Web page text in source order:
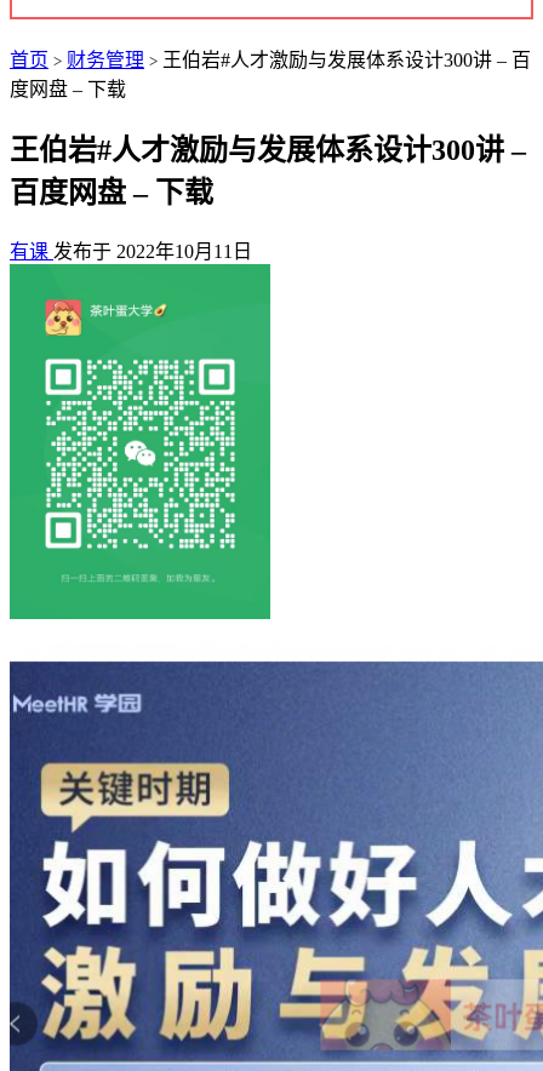
首页 > 财务管理 > 王伯岩#人才激励与发展体系设计300讲 – 百
度网盘 – 下载
王伯岩#人才激励与发展体系设计300讲 –
百度网盘 – 下载
有课 发布于 2022年10月11日